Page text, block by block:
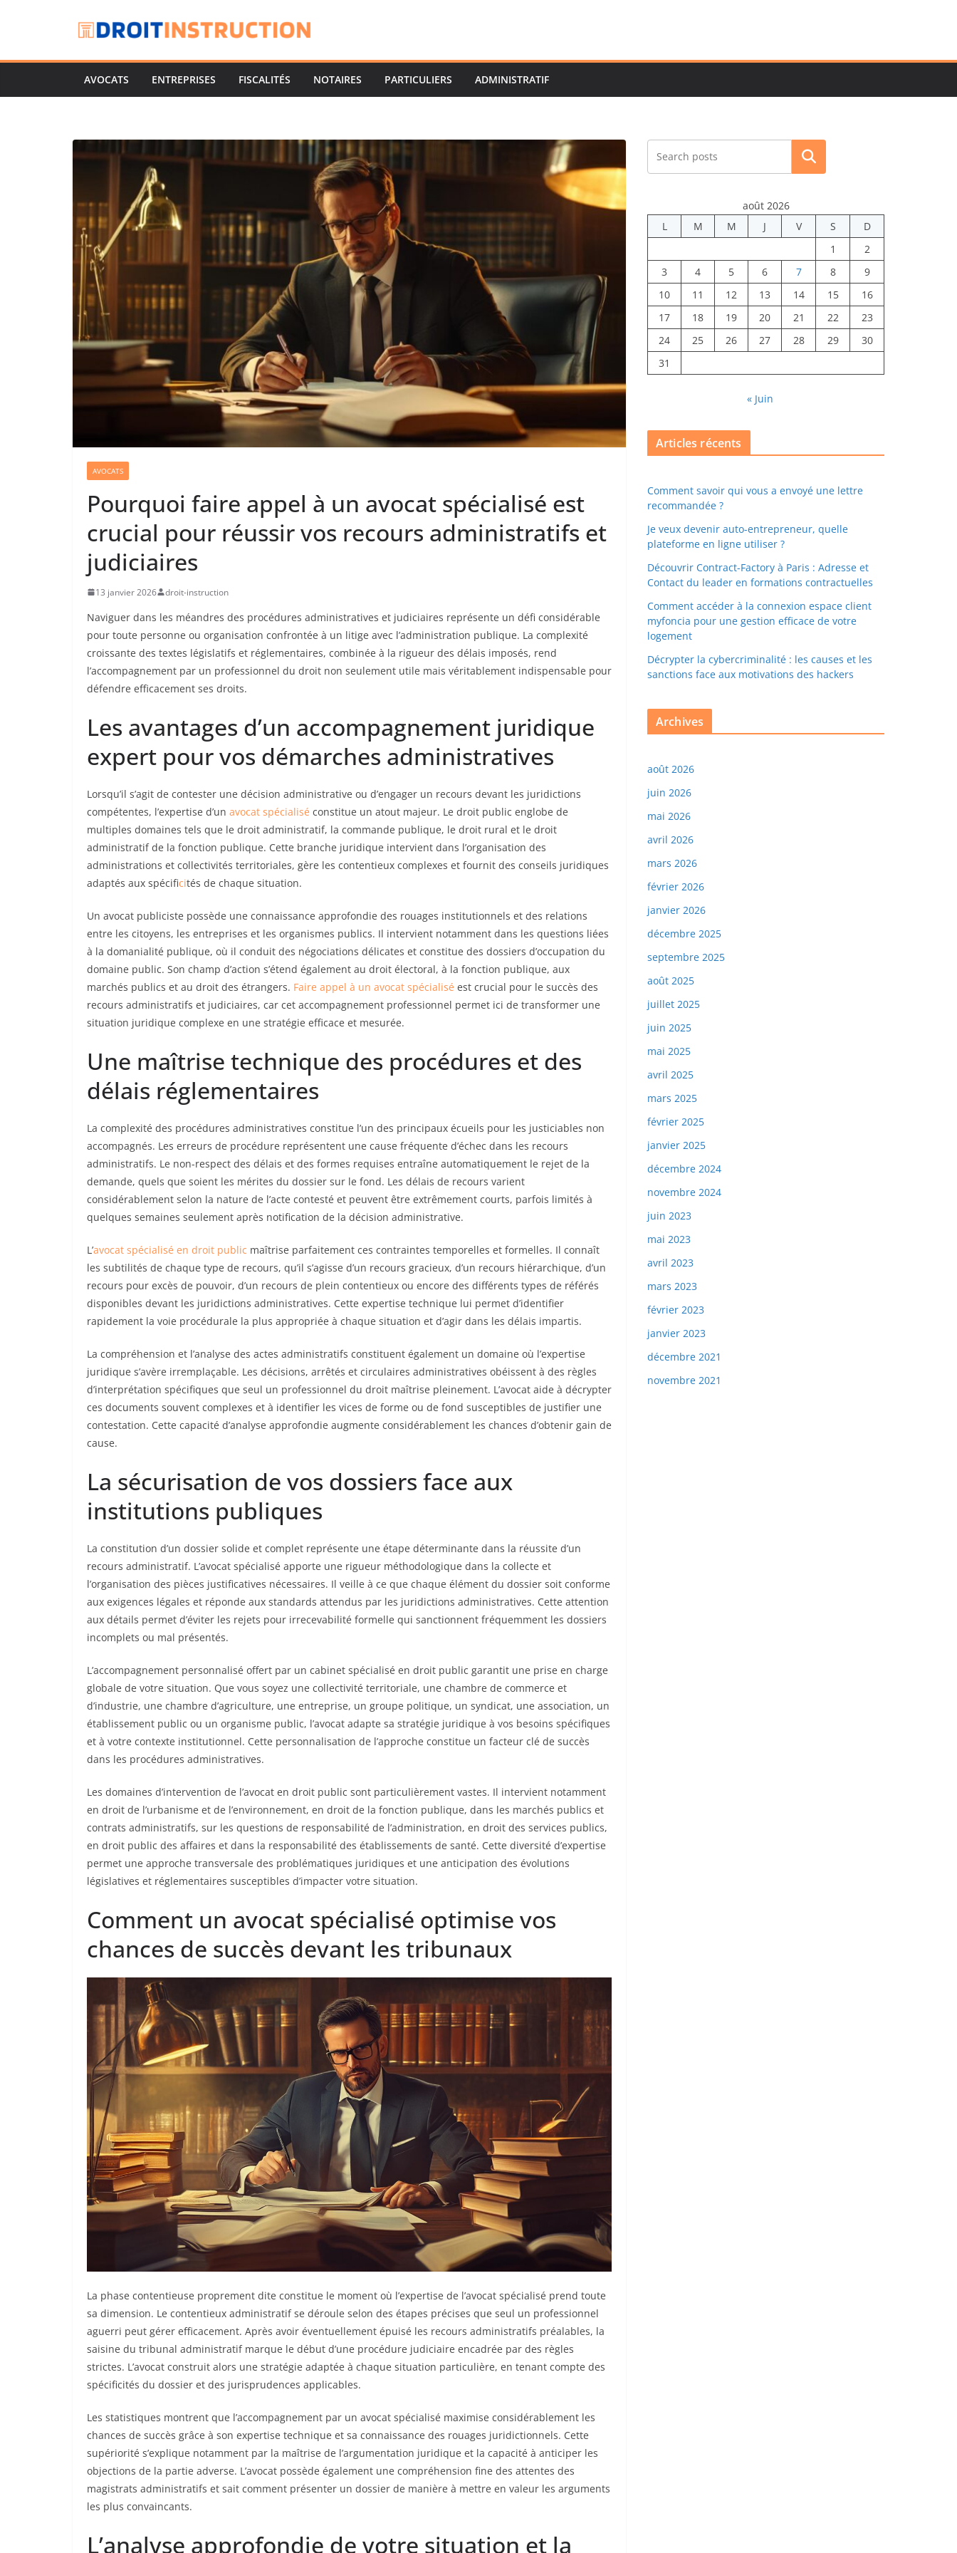
AVOCATS ENTREPRISES FISCALITÉS NOTAIRES PARTICULIERS ADMINISTRATIF
AVOCATS
Pourquoi faire appel à un avocat spécialisé est
crucial pour réussir vos recours administratifs et
judiciaires
13 janvier 2026 droit-instruction
Naviguer dans les méandres des procédures administratives et judiciaires représente un défi considérable
pour toute personne ou organisation confrontée à un litige avec l’administration publique. La complexité
croissante des textes législatifs et réglementaires, combinée à la rigueur des délais imposés, rend
l’accompagnement par un professionnel du droit non seulement utile mais véritablement indispensable pour
défendre efficacement ses droits.
Les avantages d’un accompagnement juridique
expert pour vos démarches administratives
Lorsqu’il s’agit de contester une décision administrative ou d’engager un recours devant les juridictions
compétentes, l’expertise d’un avocat spécialisé constitue un atout majeur. Le droit public englobe de
multiples domaines tels que le droit administratif, la commande publique, le droit rural et le droit
administratif de la fonction publique. Cette branche juridique intervient dans l’organisation des
administrations et collectivités territoriales, gère les contentieux complexes et fournit des conseils juridiques
adaptés aux spécificités de chaque situation.
Un avocat publiciste possède une connaissance approfondie des rouages institutionnels et des relations
entre les citoyens, les entreprises et les organismes publics. Il intervient notamment dans les questions liées
à la domanialité publique, où il conduit des négociations délicates et constitue des dossiers d’occupation du
domaine public. Son champ d’action s’étend également au droit électoral, à la fonction publique, aux
marchés publics et au droit des étrangers. Faire appel à un avocat spécialisé est crucial pour le succès des
recours administratifs et judiciaires, car cet accompagnement professionnel permet ici de transformer une
situation juridique complexe en une stratégie efficace et mesurée.
Une maîtrise technique des procédures et des
délais réglementaires
La complexité des procédures administratives constitue l’un des principaux écueils pour les justiciables non
accompagnés. Les erreurs de procédure représentent une cause fréquente d’échec dans les recours
administratifs. Le non-respect des délais et des formes requises entraîne automatiquement le rejet de la
demande, quels que soient les mérites du dossier sur le fond. Les délais de recours varient
considérablement selon la nature de l’acte contesté et peuvent être extrêmement courts, parfois limités à
quelques semaines seulement après notification de la décision administrative.
L’avocat spécialisé en droit public maîtrise parfaitement ces contraintes temporelles et formelles. Il connaît
les subtilités de chaque type de recours, qu’il s’agisse d’un recours gracieux, d’un recours hiérarchique, d’un
recours pour excès de pouvoir, d’un recours de plein contentieux ou encore des différents types de référés
disponibles devant les juridictions administratives. Cette expertise technique lui permet d’identifier
rapidement la voie procédurale la plus appropriée à chaque situation et d’agir dans les délais impartis.
La compréhension et l’analyse des actes administratifs constituent également un domaine où l’expertise
juridique s’avère irremplaçable. Les décisions, arrêtés et circulaires administratives obéissent à des règles
d’interprétation spécifiques que seul un professionnel du droit maîtrise pleinement. L’avocat aide à décrypter
ces documents souvent complexes et à identifier les vices de forme ou de fond susceptibles de justifier une
contestation. Cette capacité d’analyse approfondie augmente considérablement les chances d’obtenir gain de
cause.
La sécurisation de vos dossiers face aux
institutions publiques
La constitution d’un dossier solide et complet représente une étape déterminante dans la réussite d’un
recours administratif. L’avocat spécialisé apporte une rigueur méthodologique dans la collecte et
l’organisation des pièces justificatives nécessaires. Il veille à ce que chaque élément du dossier soit conforme
aux exigences légales et réponde aux standards attendus par les juridictions administratives. Cette attention
aux détails permet d’éviter les rejets pour irrecevabilité formelle qui sanctionnent fréquemment les dossiers
incomplets ou mal présentés.
L’accompagnement personnalisé offert par un cabinet spécialisé en droit public garantit une prise en charge
globale de votre situation. Que vous soyez une collectivité territoriale, une chambre de commerce et
d’industrie, une chambre d’agriculture, une entreprise, un groupe politique, un syndicat, une association, un
établissement public ou un organisme public, l’avocat adapte sa stratégie juridique à vos besoins spécifiques
et à votre contexte institutionnel. Cette personnalisation de l’approche constitue un facteur clé de succès
dans les procédures administratives.
Les domaines d’intervention de l’avocat en droit public sont particulièrement vastes. Il intervient notamment
en droit de l’urbanisme et de l’environnement, en droit de la fonction publique, dans les marchés publics et
contrats administratifs, sur les questions de responsabilité de l’administration, en droit des services publics,
en droit public des affaires et dans la responsabilité des établissements de santé. Cette diversité d’expertise
permet une approche transversale des problématiques juridiques et une anticipation des évolutions
législatives et réglementaires susceptibles d’impacter votre situation.
Comment un avocat spécialisé optimise vos
chances de succès devant les tribunaux
La phase contentieuse proprement dite constitue le moment où l’expertise de l’avocat spécialisé prend toute
sa dimension. Le contentieux administratif se déroule selon des étapes précises que seul un professionnel
aguerri peut gérer efficacement. Après avoir éventuellement épuisé les recours administratifs préalables, la
saisine du tribunal administratif marque le début d’une procédure judiciaire encadrée par des règles
strictes. L’avocat construit alors une stratégie adaptée à chaque situation particulière, en tenant compte des
spécificités du dossier et des jurisprudences applicables.
Les statistiques montrent que l’accompagnement par un avocat spécialisé maximise considérablement les
chances de succès grâce à son expertise technique et sa connaissance des rouages juridictionnels. Cette
supériorité s’explique notamment par la maîtrise de l’argumentation juridique et la capacité à anticiper les
objections de la partie adverse. L’avocat possède également une compréhension fine des attentes des
magistrats administratifs et sait comment présenter un dossier de manière à mettre en valeur les arguments
les plus convaincants.
L’analyse approfondie de votre situation et la
Rechercher
août 2026
L
M M J V S
D
1
2
3
4 5 6 7 8
9
10
11 12 13 14 15
16
17
18 19 20 21 22
23
24
25 26 27 28 29
30
31
« Juin
Articles récents
Comment savoir qui vous a envoyé une lettre
recommandée ?
Je veux devenir auto-entrepreneur, quelle
plateforme en ligne utiliser ?
Découvrir Contract-Factory à Paris : Adresse et
Contact du leader en formations contractuelles
Comment accéder à la connexion espace client
myfoncia pour une gestion efficace de votre
logement
Décrypter la cybercriminalité : les causes et les
sanctions face aux motivations des hackers
Archives
août 2026
juin 2026
mai 2026
avril 2026
mars 2026
février 2026
janvier 2026
décembre 2025
septembre 2025
août 2025
juillet 2025
juin 2025
mai 2025
avril 2025
mars 2025
février 2025
janvier 2025
décembre 2024
novembre 2024
juin 2023
mai 2023
avril 2023
mars 2023
février 2023
janvier 2023
décembre 2021
novembre 2021